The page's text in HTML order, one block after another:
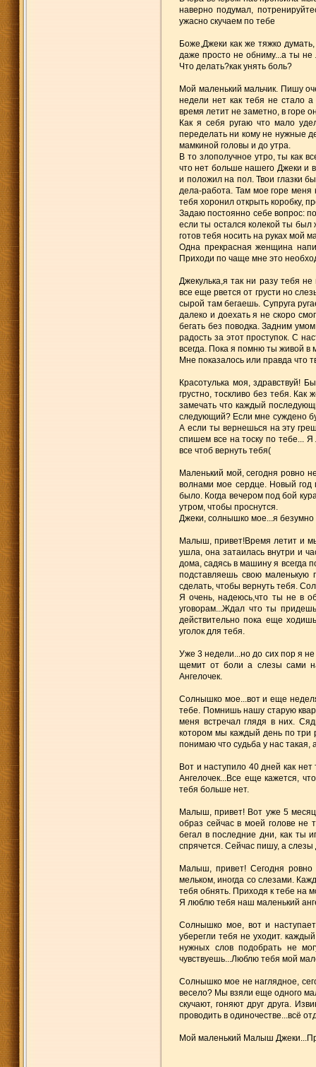
наверно подумал,
ужасно скучаем по тебе
Боже,Джеки как же тяжко
даже просто не обниму...а ты не
Что делать?как унять боль?
Мой маленький мальчик. Пишу
недели нет как тебя не стало а
время летит не заметно, в горе
Как я себя ругаю что мало
переделать ни кому не нужные
мамкиной головы и до утра.
В то злополучное утро, ты как
что нет больше нашего Джеки и
и положил на пол. Твои глазки
дела-работа. Там мое горе меня
тебя хоронил открыть коробку,
Задаю постоянно себе вопрос:
если ты остался колекой ты
готов тебя носить на руках мой
Одна прекрасная женщина
Приходи по чаще мне это
Джекулька,я так ни разу тебя
все еще рвется от грусти но
сырой там бегаешь. Супруга
далеко и доехать я не скоро
бегать без поводка. Задним
радость за этот проступок. С
всегда. Пока я помню ты живой в
Мне показалось или правда что
Красотулька моя, здравствуй!
грустно, тоскливо без тебя.
замечать что каждый
следующий? Если мне суждено
А если ты вернешься на эту
спишем все на тоску по тебе... Я
все чтоб вернуть тебя(
Маленький мой, сегодня ровно
волнами мое сердце. Новый год
было. Когда вечером под бой
утром, чтобы проснутся.
Джеки, солнышко мое...я безумно
Малыш, привет!Время летит и
ушла, она затаилась внутри и
дома, садясь в машину я всегда
подставляешь свою маленькую
сделать, чтобы вернуть тебя.
Я очень, надеюсь,что ты не в
уговорам...Ждал что ты
действительно пока еще
уголок для тебя.
Уже 3 недели...но до сих пор я
щемит от боли а слезы сами
Ангелочек.
Солнышко мое...вот и еще
тебе. Помнишь нашу старую
меня встречал глядя в них.
котором мы каждый день по три
понимаю что судьба у нас
Вот и наступило 40 дней как
Ангелочек...Все еще кажется,
тебя больше нет.
Малыш, привет! Вот уже 5
образ сейчас в моей голове не
бегал в последние дни, как ты
спрячется. Сейчас пишу, а
Малыш, привет! Сегодня ровно
мельком, иногда со слезами.
тебя обнять. Приходя к тебе на
Я люблю тебя наш маленький
Солнышко мое, вот и
уберегли тебя не уходит.
нужных слов подобрать не
чувствуешь...Люблю тебя мой
Солнышко мое не наглядное,
весело? Мы взяли еще одного
скучают, гоняют друг друга.
проводить в одиночестве...всё
Мой маленький Малыш